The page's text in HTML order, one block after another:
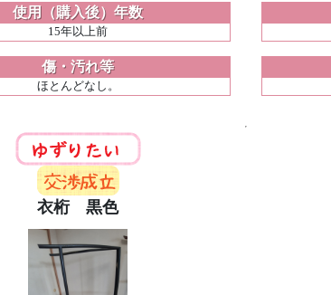
使用（購入後）年数
15年以上前
傷・汚れ等
ほとんどなし。
衣桁 黒色